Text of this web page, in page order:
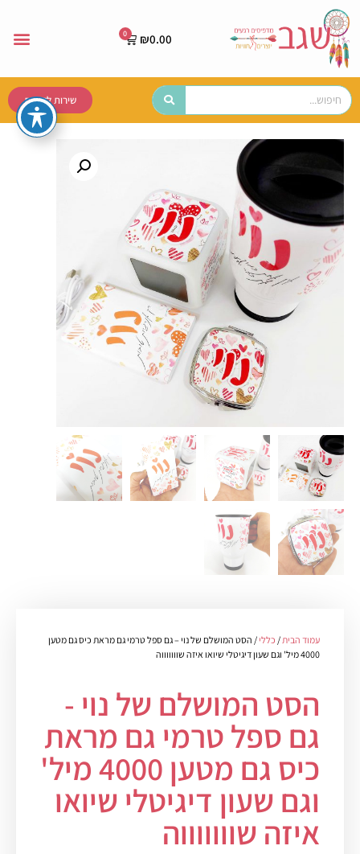
₪0.00
שירות לקוחות
עמוד הבית / כללי / הסט המושלם של נוי – גם ספל טרמי גם מראת כיס גם מטען
4000 מיל' וגם שעון דיגיטלי שיואו איזה שוווווווה
הסט המושלם של נוי -
גם ספל טרמי גם מראת
כיס גם מטען 4000 מיל'
וגם שעון דיגיטלי שיואו
איזה שוווווווה